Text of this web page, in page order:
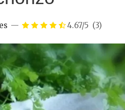
4.67/5 (3)